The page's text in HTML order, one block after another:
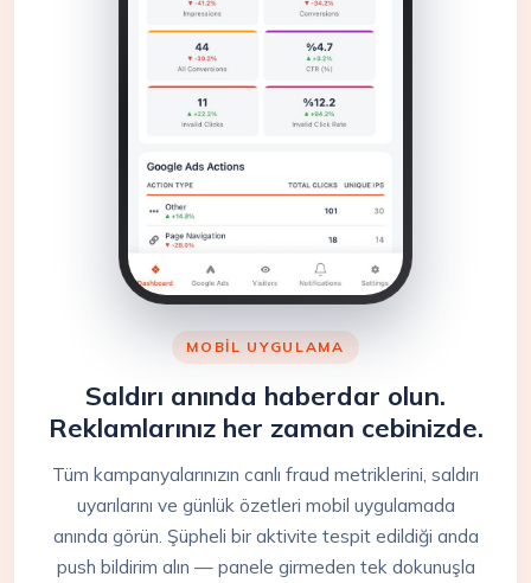
MOBIL UYGULAMA
Saldırı anında haberdar olun.
Reklamlarınız her zaman cebinizde.
Tüm kampanyalarınızın canlı fraud metriklerini, saldırı
uyarılarını ve günlük özetleri mobil uygulamada
anında görün. Şüpheli bir aktivite tespit edildiği anda
push bildirim alın — panele girmeden tek dokunuşla